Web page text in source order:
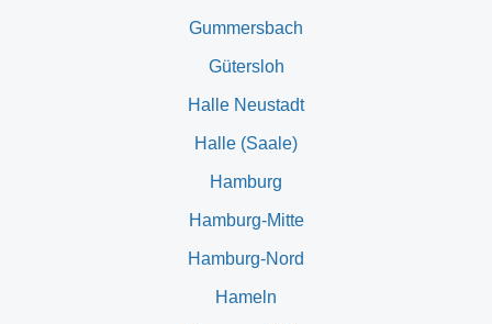
Gummersbach
Gütersloh
Halle Neustadt
Halle (Saale)
Hamburg
Hamburg-Mitte
Hamburg-Nord
Hameln